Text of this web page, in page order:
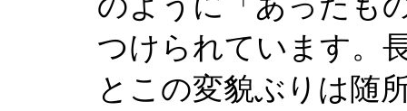
つけられています。
とこの変貌ぶりは随